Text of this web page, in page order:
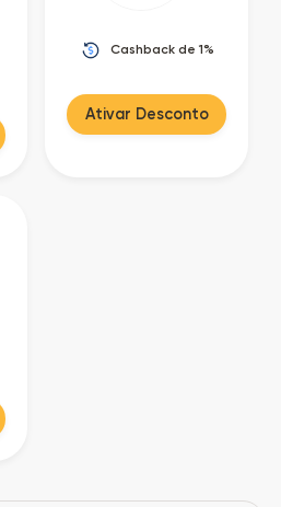
Cashback de 1%
Ativar Desconto